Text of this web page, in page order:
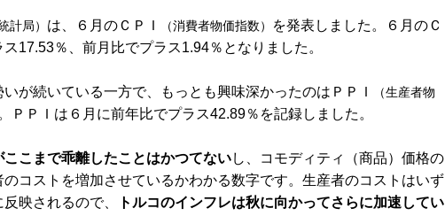
計局） は、６月のＣＰＩ （消費者物価指数）
を発表しました。６月のＣ
17.53％、前月比でプラス1.94％となりました。
が続いている一方で、もっとも興味深かったのはＰＰＩ
（生産者物
ＰＰＩは６月に前年比でプラス42.89％を記録しました。
ここまで乖離したことはかつてないし、コモディティ（商品）価格の
のコストを増加させているかわかる数字です。生産者のコストはいず
映されるので、
トルコのインフレは秋に向かってさらに加速してい